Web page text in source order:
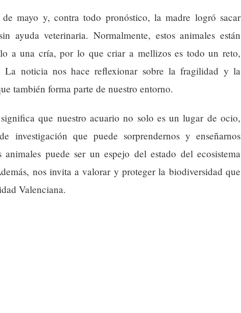
mayo y, contra todo pronóstico, la madre logró sacar
ayuda veterinaria. Normalmente, estos animales están
a una cría, por lo que criar a mellizos es todo un reto,
La noticia nos hace reflexionar sobre la fragilidad y la
también forma parte de nuestro entorno.
que nuestro acuario no solo es un lugar de ocio,
investigación que puede sorprendernos y enseñarnos
puede ser un espejo del estado del ecosistema
nos invita a valorar y proteger la biodiversidad que
Valenciana.